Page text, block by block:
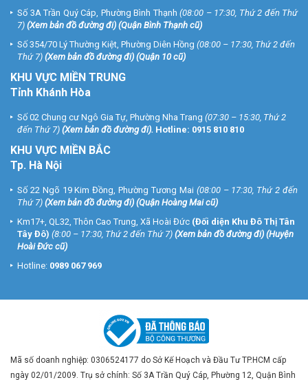
Số 3A Trần Quý Cáp, Phường Bình Thạnh (08:00 – 17:30, Thứ 2 đến Thứ
7) (Xem bản đồ đường đi) (Quận Bình Thạnh cũ)
Số 354/70 Lý Thường Kiệt, Phường Diên Hồng (08:00 – 17:30, Thứ 2 đến
Thứ 7) (Xem bản đồ đường đi) (Quận 10 cũ)
KHU VỰC MIỀN TRUNG
Tỉnh Khánh Hòa
Số 02 Chung cư Ngô Gia Tự, Phường Nha Trang (07:30 – 15:30, Thứ 2
đến Thứ 7) (Xem bản đồ đường đi). Hotline: 0915 810 810
KHU VỰC MIỀN BẮC
Tp. Hà Nội
Số 22 Ngõ 19 Kim Đồng, Phường Tương Mai (08:00 – 17:30, Thứ 2 đến
Thứ 7) (Xem bản đồ đường đi) (Quận Hoàng Mai cũ)
Km17+, QL32, Thôn Cao Trung, Xã Hoài Đức (Đối diện Khu Đô Thị Tân
Tây Đô) (8:00 – 17:30, Thứ 2 đến Thứ 7) (Xem bản đồ đường đi) (Huyện
Hoài Đức cũ)
Hotline: 0989 067 969
Mã số doanh nghiệp: 0306524177 do Sở Kế Hoạch và Đầu Tư TP.HCM cấp
ngày 02/01/2009. Trụ sở chính: Số 3A Trần Quý Cáp, Phường 12, Quận Bình